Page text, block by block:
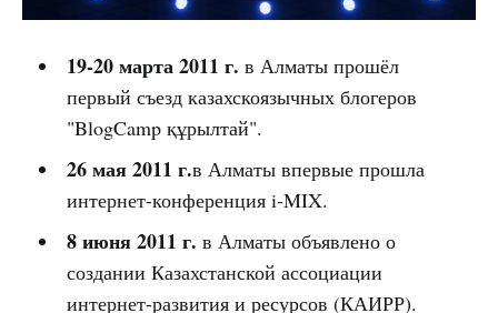
19-20 марта 2011 г. в Алматы прошёл
первый съезд казахскоязычных блогеров
"BlogCamp құрылтай".
26 мая 2011 г.в Алматы впервые прошла
интернет-конференция i-MIX.
8 июня 2011 г. в Алматы объявлено о
создании Казахстанской ассоциации
интернет-развития и ресурсов (КАИРР).